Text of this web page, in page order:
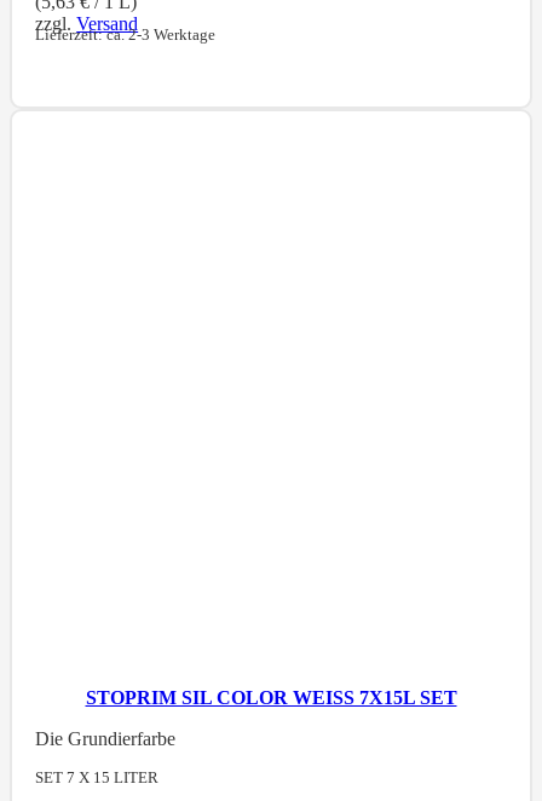
zzgl.Versand
Lieferzeit: ca. 2-3 Werktage
STOPRIM SIL COLOR WEISS 7X15L SET
Die Grundierfarbe
SET 7 X 15 LITER